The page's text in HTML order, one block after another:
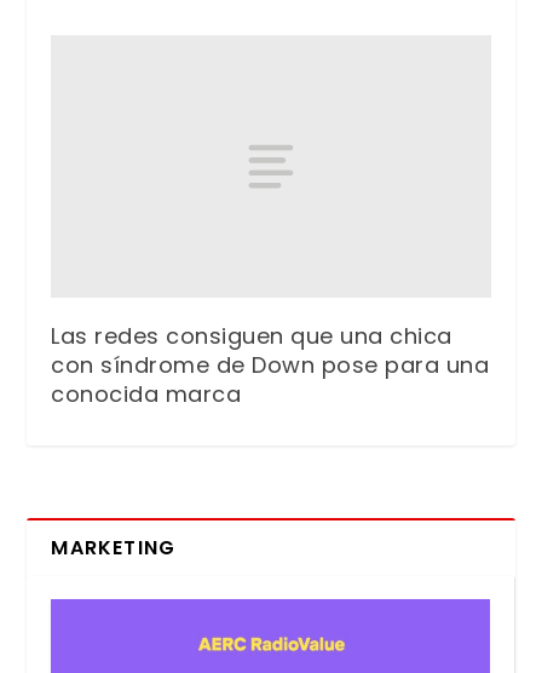
Las redes consiguen que una chica
con síndrome de Down pose para una
conocida marca
MARKETING